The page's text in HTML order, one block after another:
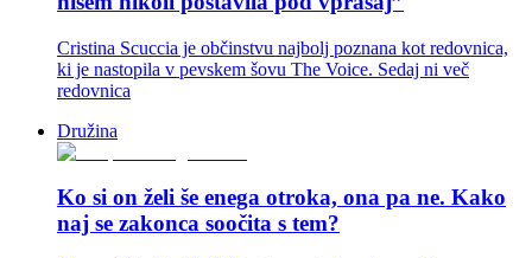
Cristina Scuccia je občinstvu najbolj poznana kot redovnica,
ki je nastopila v pevskem šovu The Voice. Sedaj ni več
redovnica
Družina
Ko si on želi še enega otroka, ona pa ne. Kako
naj se zakonca soočita s tem?